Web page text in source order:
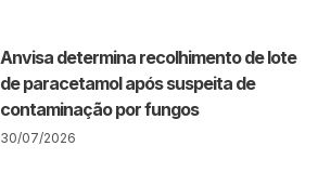
Anvisa determina recolhimento de lote
de paracetamol após suspeita de
contaminação por fungos
30/07/2026